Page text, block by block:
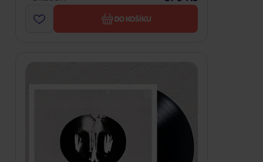
DO KOŠÍKU